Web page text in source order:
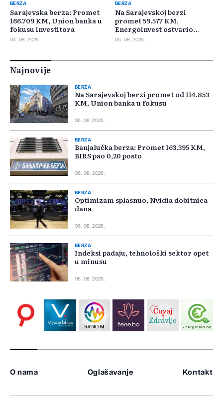
BERZA
Sarajevska berza: Promet
166.709 KM, Union banka u
fokusu investitora
04. 08. 2026.
BERZA
Na Sarajevskoj berzi
promet 59.577 KM,
Energoinvest ostvario
najveći promet
05. 08. 2026.
Najnovije
BERZA
Na Sarajevskoj berzi promet od 114.853
KM, Union banka u fokusu
06. 08. 2026.
BERZA
Banjalučka berza: Promet 163.395 KM,
BIRS pao 0,20 posto
06. 08. 2026.
BERZA
Optimizam splasnuo, Nvidia dobitnica
dana
06. 08. 2026.
BERZA
Indeksi padaju, tehnološki sektor opet
u minusu
06. 08. 2026.
O nama Oglašavanje Kontakt